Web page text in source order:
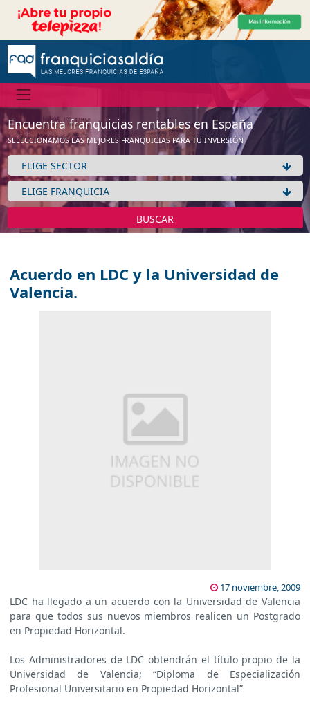
Encuentra franquicias rentables en España
SELECCIONAMOS LAS MEJORES FRANQUICIAS PARA TU INVERSIÓN
BUSCAR
Acuerdo en LDC y la Universidad de
Valencia.
17 noviembre, 2009
LDC ha llegado a un acuerdo con la Universidad de Valencia
para que todos sus nuevos miembros realicen un Postgrado
en Propiedad Horizontal.
Los Administradores de LDC obtendrán el título propio de la
Universidad de Valencia; “Diploma de Especialización
Profesional Universitario en Propiedad Horizontal”